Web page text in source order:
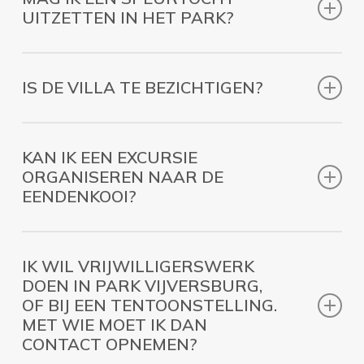
UITZETTEN IN HET PARK?
en speurtochten kunt u contact opnemen met het
secretariaat, tel. 0511-432437.
IS DE VILLA TE BEZICHTIGEN?
is de theesalon in de villa geopend voor publiek van
11.00 – 17.00 uur. Vraag ook naar de mogelijkheden
om de ruimtes te huren.info@vijversburg.nl
KAN IK EEN EXCURSIE
ORGANISEREN NAAR DE
EENDENKOOI?
eendenkooi. Neem contact op met het secretariaat
via telefoonnummer 0511-432427.
IK WIL VRIJWILLIGERSWERK
DOEN IN PARK VIJVERSBURG,
OF BIJ EEN TENTOONSTELLING.
MET WIE MOET IK DAN
CONTACT OPNEMEN?